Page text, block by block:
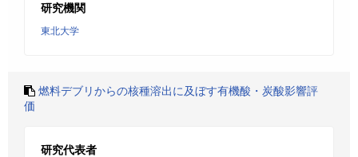
研究機関
東北大学
燃料デブリからの核種溶出に及ぼす有機酸・炭酸影響評
価
研究代表者